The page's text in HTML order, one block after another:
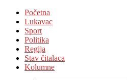
Početna
Lukavac
Sport
Politika
Regija
Stav čitalaca
Kolumne